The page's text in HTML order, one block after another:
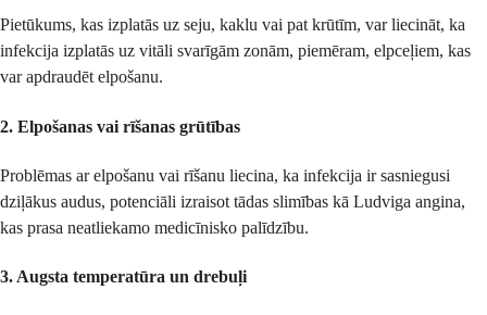
Pietūkums, kas izplatās uz seju, kaklu vai pat krūtīm, var liecināt, ka
infekcija izplatās uz vitāli svarīgām zonām, piemēram, elpceļiem, kas
var apdraudēt elpošanu.
2. Elpošanas vai rīšanas grūtības
Problēmas ar elpošanu vai rīšanu liecina, ka infekcija ir sasniegusi
dziļākus audus, potenciāli izraisot tādas slimības kā Ludviga angina,
kas prasa neatliekamo medicīnisko palīdzību.
3. Augsta temperatūra un drebuļi